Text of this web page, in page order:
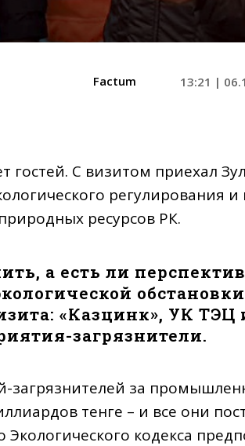
Factum 13:21 |
гостей. С визитом приехал
регулирования и
ресурсов РК.
а есть ли
обстановки
«Казцинк», УК ТЭЦ
загрязнители.
загрязнителей за
тенге – и все они
кодекса